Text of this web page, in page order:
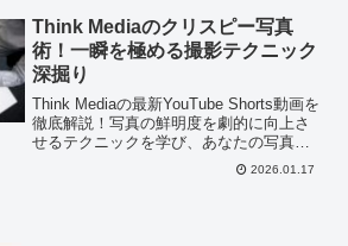
Think Mediaのクリスピー写真
術！一瞬を極める撮影テクニック
深掘り
Think Mediaの最新YouTube Shorts動画を
徹底解説！写真の鮮明度を劇的に向上さ
せるテクニックを学び、あなたの写真ス
キルをレベルアップさせましょう。ポッ
ドキャストのサムネイル作成にも役立つ
2026.01.17